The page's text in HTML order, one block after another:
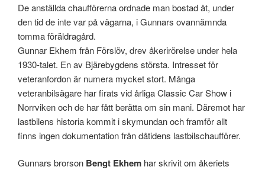
De anställda chaufförerna ordnade man bostad åt, under
den tid de inte var på vägarna, i Gunnars ovannämnda
tomma föräldragård.
Gunnar Ekhem från Förslöv, drev åkerirörelse under hela
1930-talet. En av Bjärebygdens största. Intresset för
veteranfordon är numera mycket stort. Många
veteranbilsägare har firats vid årliga Classic Car Show i
Norrviken och de har fått berätta om sin mani. Däremot har
lastbilens historia kommit i skymundan och framför allt
finns ingen dokumentation från dåtidens lastbilschaufförer.
Gunnars brorson Bengt Ekhem har skrivit om åkeriets